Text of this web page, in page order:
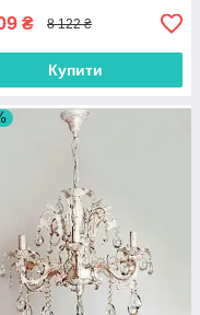
₴ 8 122 ₴
Купити